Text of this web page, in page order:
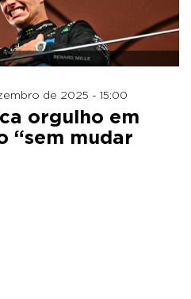
de 2025 - 15:00
orgulho em
“sem mudar